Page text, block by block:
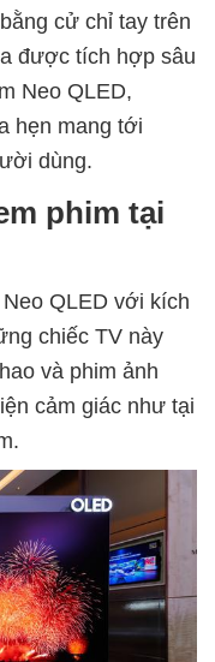
cử chỉ tay trên
được tích hợp sâu
Neo QLED,
hẹn mang tới
dùng.
phim tại
QLED với kích
chiếc TV này
và phim ảnh
cảm giác như tại